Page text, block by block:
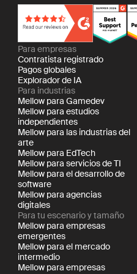
Para empresas
Contratista registrado
Pagos globales
Explorador de IA
Para industrias
Mellow para Gamedev
Mellow para estudios
independientes
Mellow para las industrias del
arte
Mellow para EdTech
Mellow para servicios de TI
Mellow para el desarrollo de
software
Mellow para agencias
digitales
Para tu escenario y tamaño
Mellow para empresas
emergentes
Mellow para el mercado
intermedio
Mellow para empresas